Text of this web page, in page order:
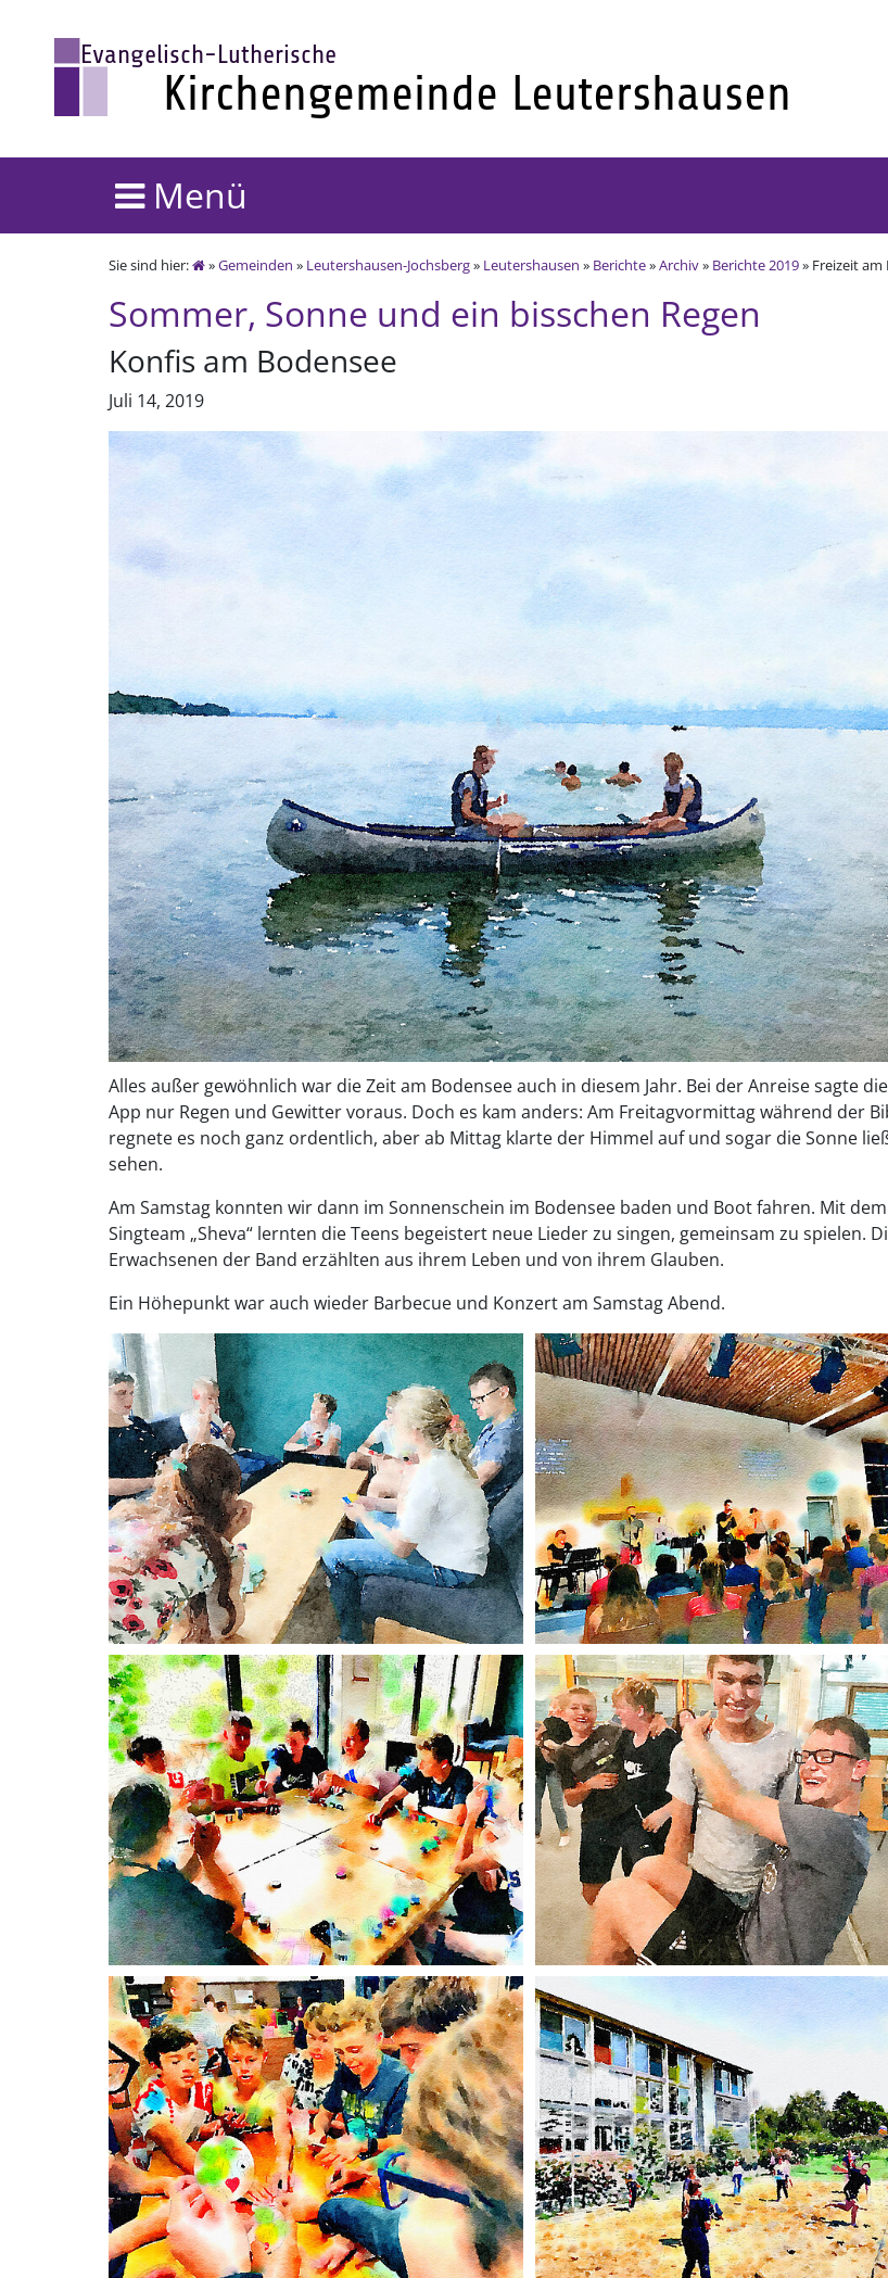
Menü
Sie sind hier: »Gemeinden » Leutershausen-Jochsberg» Leutershausen » Berichte»Archiv» Berichte 2019» Freizeit am
Sommer, Sonne und ein bisschen Regen
Konfis am Bodensee
Juli 14, 2019
Alles außer gewöhnlich war die Zeit am Bodensee auch in diesem Jahr. Bei der Anreise sagte
App nur Regen und Gewitter voraus. Doch es kam anders: Am Freitagvormittag während der
regnete es noch ganz ordentlich, aber ab Mittag klarte der Himmel auf und sogar die Sonne
sehen.
Am Samstag konnten wir dann im Sonnenschein im Bodensee baden und Boot fahren. Mit dem
Singteam „Sheva“ lernten die Teens begeistert neue Lieder zu singen, gemeinsam zu spielen.
Erwachsenen der Band erzählten aus ihrem Leben und von ihrem Glauben.
Ein Höhepunkt war auch wieder Barbecue und Konzert am Samstag Abend.